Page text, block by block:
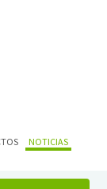
NOTICIAS